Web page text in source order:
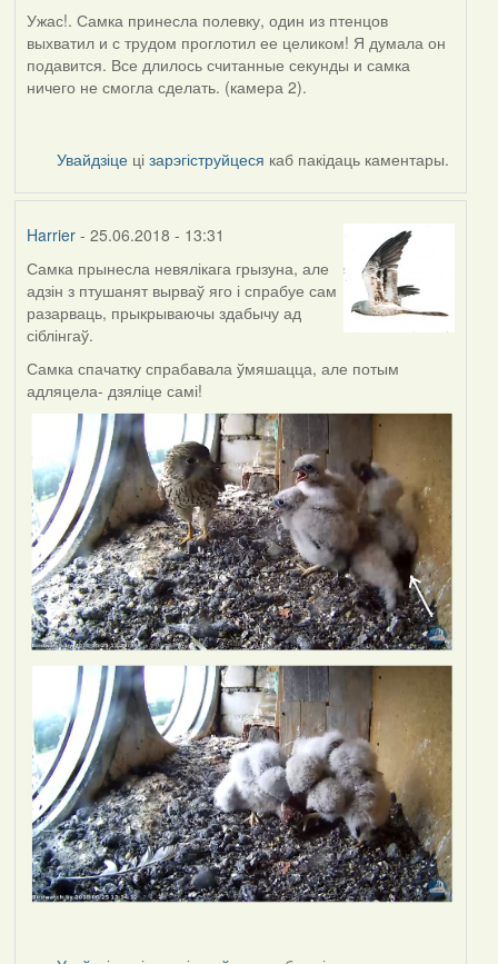
Ужас!. Самка принесла полевку, один из птенцов
выхватил и с трудом проглотил ее целиком! Я думала он
подавится. Все длилось считанные секунды и самка
ничего не смогла сделать. (камера 2).
Увайдзіце цізарэгіструйцеся каб пакідаць каментары.
Harrier- 25.06.2018 - 13:31
Самка прынесла невялікага грызуна, але
адзін з птушанят вырваў яго і спрабуе сам
разарваць, прыкрываючы здабычу ад
сіблінгаў.
Самка спачатку спрабавала ўмяшацца, але потым
адляцела- дзяліце самі!